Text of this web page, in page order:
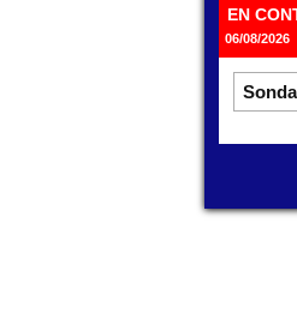
EN
06/08/2026